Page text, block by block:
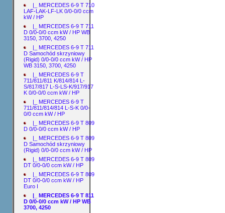
|_ MERCEDES 6-9 T 710
LAF-LAK-LF-LK 0/0-0/0 ccm
kW / HP
|_ MERCEDES 6-9 T 711
D 0/0-0/0 ccm kW / HP WB
3150, 3700, 4250
|_ MERCEDES 6-9 T 711
D Samochód skrzyniowy
(Rigid) 0/0-0/0 ccm kW / HP
WB 3150, 3700, 4250
|_ MERCEDES 6-9 T
711/811/811 K/814/814 L-
S/817/817 L-S-LS-K/917/917
K 0/0-0/0 ccm kW / HP
|_ MERCEDES 6-9 T
711/811/814/814 L-S-K 0/0-
0/0 ccm kW / HP
|_ MERCEDES 6-9 T 809
D 0/0-0/0 ccm kW / HP
|_ MERCEDES 6-9 T 809
D Samochód skrzyniowy
(Rigid) 0/0-0/0 ccm kW / HP
|_ MERCEDES 6-9 T 809
DT 0/0-0/0 ccm kW / HP
|_ MERCEDES 6-9 T 809
DT 0/0-0/0 ccm kW / HP
Euro I
|_ MERCEDES 6-9 T 811
D 0/0-0/0 ccm kW / HP WB
3700, 4250